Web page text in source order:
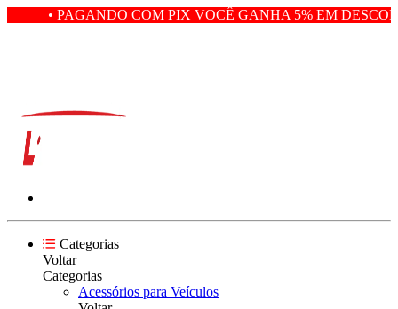
• PAGANDO COM PIX VOCÊ GANHA 5% EM
Categorias
Voltar
Categorias
Acessórios para Veículos